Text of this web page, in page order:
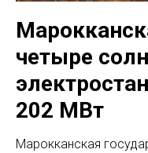
четыре
202 МВт
Марокканская